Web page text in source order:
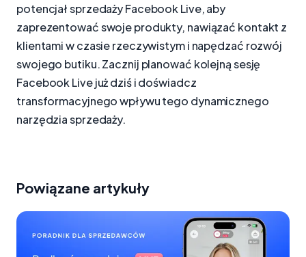
potencjał sprzedaży Facebook Live, aby
zaprezentować swoje produkty, nawiązać kontakt z
klientami w czasie rzeczywistym i napędzać rozwój
swojego butiku. Zacznij planować kolejną sesję
Facebook Live już dziś i doświadcz
transformacyjnego wpływu tego dynamicznego
narzędzia sprzedaży.
Powiązane artykuły